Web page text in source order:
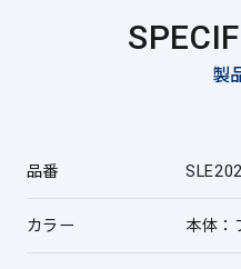
製
品番
カラー 本体：